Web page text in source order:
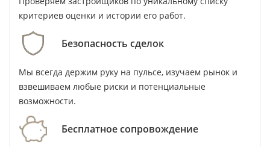
Masaood и Azure: опыт девелопера
и завершённый проект
Штаб-квартира Masaood находится в Абу-Даби, а
девелоперское направление опирается на
историю группы, работающей более полувека.
Azure Al Reem — жилой проект высотой 29
критериев оценки и истории его работ.
Безопасность сделок
Мы всегда держим руку на пульсе, изучаем рынок и
взвешиваем любые риски и потенциальные
возможности.
Бесплатное сопровождение